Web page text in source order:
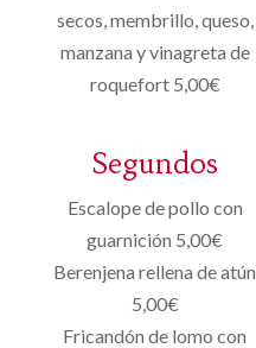
secos, membrillo, queso,
manzana y vinagreta de
roquefort 5,00€
Segundos
Escalope de pollo con
guarnición 5,00€
Berenjena rellena de atún
5,00€
Fricandón de lomo con